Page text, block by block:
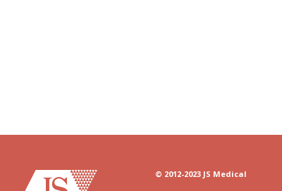
© 2012-2023 JS Medical